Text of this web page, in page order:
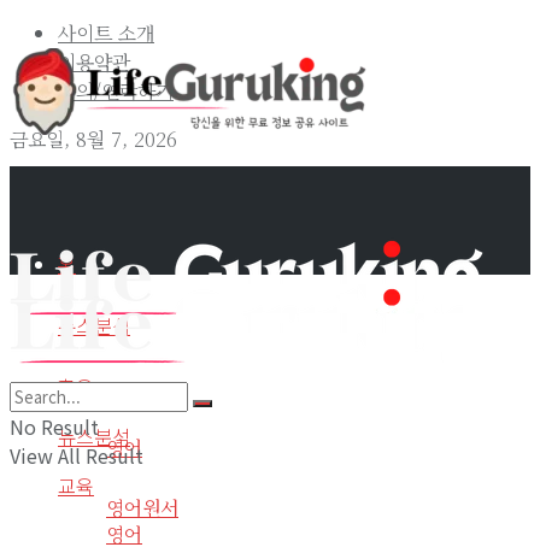
사이트 소개
이용약관
문의/연락하기
금요일, 8월 7, 2026
홈
뉴스분석
교육
영어
영어원서
홈
뉴스분석
교육
영어
No Result
View All Result